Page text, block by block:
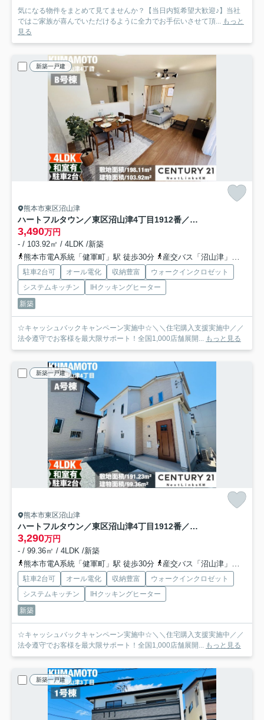
気になる物件をまとめて見てませんか？【当日内覧希望大歓迎♪】当社
ではご家族が喜んでいただけるように全力でお手伝いさせて頂... もっと
見る
新築一戸建
熊本市東区沼山津
ハートフルタウン／東区沼山津4丁目1912番／B号棟
3,490万円
- / 103.92㎡ / 4LDK /新築
熊本市電A系統「健軍町」駅 徒歩30分
産交バス「沼山津」バス停下車 徒歩3分
駐車2台可 オール電化 収納豊富
ウォークインクロゼット
システムキッチン
IHクッキングヒーター
新築
☆キャッシュバックキャンペーン実施中☆＼＼住宅購入支援実施中／／
法令遵守でお客様を最大限サポート！全国1,000店舗展開... もっと見る
新築一戸建
熊本市東区沼山津
ハートフルタウン／東区沼山津4丁目1912番／A号棟
3,290万円
- / 99.36㎡ / 4LDK /新築
熊本市電A系統「健軍町」駅 徒歩30分
産交バス「沼山津」バス停下車 徒歩3分
駐車2台可 オール電化 収納豊富
ウォークインクロゼット
システムキッチン
IHクッキングヒーター
新築
☆キャッシュバックキャンペーン実施中☆＼＼住宅購入支援実施中／／
法令遵守でお客様を最大限サポート！全国1,000店舗展開... もっと見る
新築一戸建